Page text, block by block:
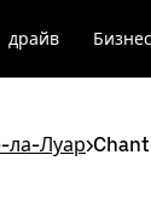
драйв Бизнес
ла-Луар>